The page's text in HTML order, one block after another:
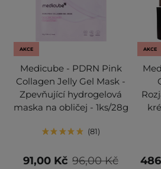
AKCE
Medicube - PDRN Pink
Collagen Jelly Gel Mask -
Zpevňující hydrogelová
maska na obličej - 1ks/28g
81
96,00 Kč
91,00 Kč
AKCE